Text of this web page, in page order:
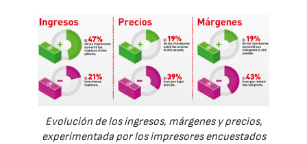
Evolución de los ingresos, márgenes y precios,
experimentada por los impresores encuestados